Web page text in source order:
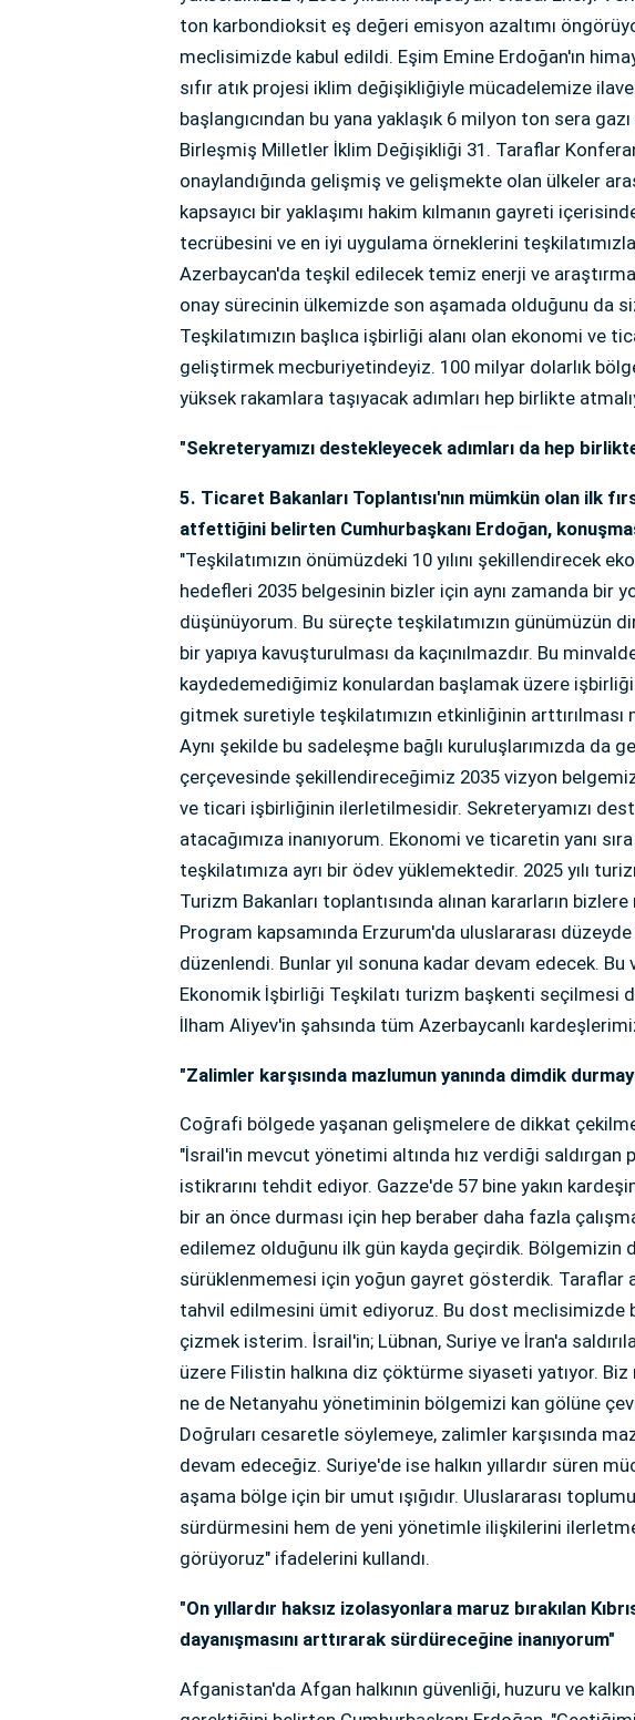
ton karbondioksit eş değeri emisyon azaltımı
meclisimizde kabul edildi. Eşim Emine Erdoğan'ın
sıfır atık projesi iklim değişikliğiyle mücadelemize
başlangıcından bu yana yaklaşık 6 milyon ton sera
Birleşmiş Milletler İklim Değişikliği 31. Taraflar
onaylandığında gelişmiş ve gelişmekte olan ülkeler
kapsayıcı bir yaklaşımı hakim kılmanın gayreti
tecrübesini ve en iyi uygulama örneklerini
Azerbaycan'da teşkil edilecek temiz enerji ve
onay sürecinin ülkemizde son aşamada olduğunu da
Teşkilatımızın başlıca işbirliği alanı olan ekonomi ve
geliştirmek mecburiyetindeyiz. 100 milyar dolarlık
yüksek rakamlara taşıyacak adımları hep birlikte
"Sekreteryamızı destekleyecek adımları da hep
5. Ticaret Bakanları Toplantısı'nın mümkün olan ilk
atfettiğini belirten Cumhurbaşkanı Erdoğan,
"Teşkilatımızın önümüzdeki 10 yılını şekillendirecek
hedefleri 2035 belgesinin bizler için aynı zamanda bir
düşünüyorum. Bu süreçte teşkilatımızın günümüzün
bir yapıya kavuşturulması da kaçınılmazdır. Bu
kaydedemediğimiz konulardan başlamak üzere
gitmek suretiyle teşkilatımızın etkinliğinin
Aynı şekilde bu sadeleşme bağlı kuruluşlarımızda da
çerçevesinde şekillendireceğimiz 2035 vizyon
ve ticari işbirliğinin ilerletilmesidir. Sekreteryamızı
atacağımıza inanıyorum. Ekonomi ve ticaretin yanı
teşkilatımıza ayrı bir ödev yüklemektedir. 2025 yılı
Turizm Bakanları toplantısında alınan kararların bizlere
Program kapsamında Erzurum'da uluslararası
düzenlendi. Bunlar yıl sonuna kadar devam edecek. Bu
Ekonomik İşbirliği Teşkilatı turizm başkenti seçilmesi
İlham Aliyev'in şahsında tüm Azerbaycanlı
"Zalimler karşısında mazlumun yanında dimdik
Coğrafi bölgede yaşanan gelişmelere de dikkat
"İsrail'in mevcut yönetimi altında hız verdiği saldırgan
istikrarını tehdit ediyor. Gazze'de 57 bine yakın
bir an önce durması için hep beraber daha fazla
edilemez olduğunu ilk gün kayda geçirdik. Bölgemizin
sürüklenmemesi için yoğun gayret gösterdik. Taraflar
tahvil edilmesini ümit ediyoruz. Bu dost meclisimizde
çizmek isterim. İsrail'in; Lübnan, Suriye ve İran'a
üzere Filistin halkına diz çöktürme siyaseti yatıyor. Biz
ne de Netanyahu yönetiminin bölgemizi kan gölüne
Doğruları cesaretle söylemeye, zalimler karşısında
devam edeceğiz. Suriye'de ise halkın yıllardır süren
aşama bölge için bir umut ışığıdır. Uluslararası
sürdürmesini hem de yeni yönetimle ilişkilerini
görüyoruz" ifadelerini kullandı.
"On yıllardır haksız izolasyonlara maruz bırakılan
dayanışmasını arttırarak sürdüreceğine inanıyorum"
Afganistan'da Afgan halkının güvenliği, huzuru ve